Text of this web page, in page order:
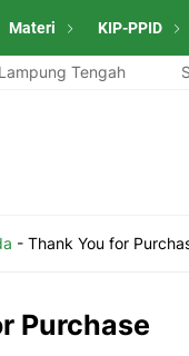
Materi KIP-PPID
Tengah
- Thank You for
Purchase